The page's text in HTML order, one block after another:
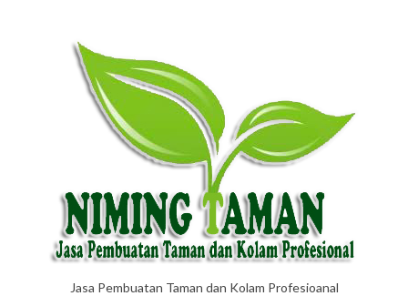
Jasa Pembuatan Taman dan Kolam Profesioanal